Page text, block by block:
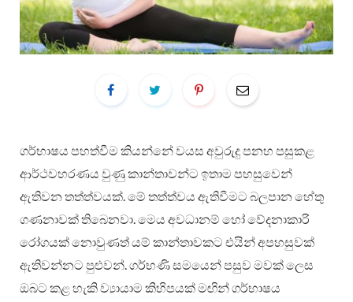
ගර්භාෂය පහත්වීම කියන්නේ වයස අවුරුදු පනහ පසුකළ
ආර්ථවහරණය වුණු කාන්තාවන්ට ඉතාම පහසුවෙන්
ඇතිවන තත්ත්වයක්. මේ තත්ත්වය ඇතිවීමට බලපාන හේතු
ගණනාවක් තිබෙනවා. මෙය අවධානම් හෝ වේදනාකාරි
රෝගයක් නොවුණත් යම් කාන්තාවකට එයින් අපහසුවක්
ඇතිවන්නට පුළුවන්. ගර්භණි සමයෙන් පසුව මවක් ලෙස
ඔබට කළ හැකි ව්‍යායාම කිහිපයක් මඟින් ගර්භාෂය